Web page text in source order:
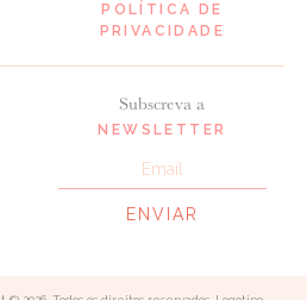
Subscreva a
NEWSLETTER
POLÍTICA DE
PRIVACIDADE